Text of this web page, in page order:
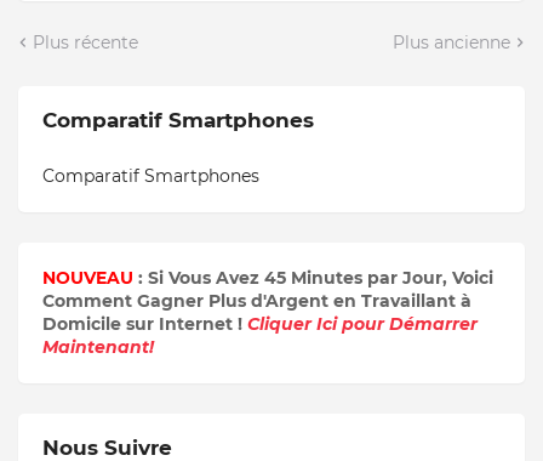
Plus récente Plus ancienne
Comparatif Smartphones
Comparatif Smartphones
NOUVEAU : Si Vous Avez 45 Minutes par Jour, Voici
Comment Gagner Plus d'Argent en Travaillant à
Domicile sur Internet ! Cliquer Ici pour Démarrer
Maintenant!
Nous Suivre